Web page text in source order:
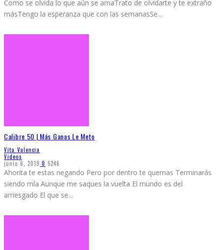
Como se olvida lo que aún se amaTrato de olvidarte y te extraño
másTengo la esperanza que con las semanasSe...
Calibre 50 | Más Ganas Le Meto
Vita Valencia
Videos
junio 6, 2019 0 5246
Ahorita te estas negando Pero por dentro te quemas Terminarás
siendo mía Aunque me saques la vuelta El mundo es del
arriesgado El que se...